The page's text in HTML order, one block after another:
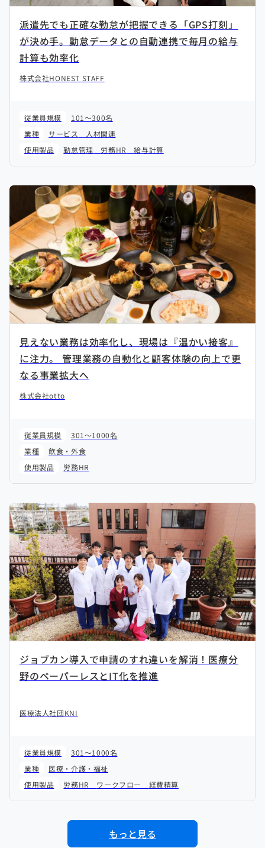
派遣先でも正確な勤怠が把握できる「GPS打刻」
が決め手。勤怠データとの自動連携で毎月の給与
計算も効率化
株式会社HONEST STAFF
従業員規模
101～300名
業種
サービス
人材関連
使用製品
勤怠管理 労務HR 給与計算
見えない業務は効率化し、現場は『温かい接客』
に注力。 管理業務の自動化と顧客体験の向上で更
なる事業拡大へ
株式会社otto
従業員規模
301～1000名
業種
飲食・外食
使用製品
労務HR
ジョブカン導入で申請のすれ違いを解消！医療分
野のペーパーレスとIT化を推進
医療法人社団KNI
従業員規模
301～1000名
業種
医療・介護・福祉
使用製品
労務HR ワークフロー 経費精算
もっと見る